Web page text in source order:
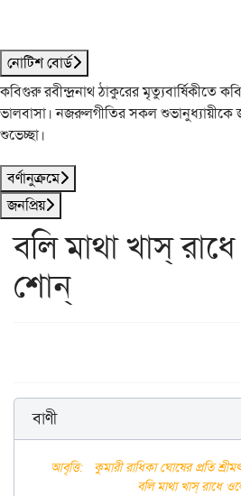
নোটিশ বোর্ড
কবিগুরু রবীন্দ্রনাথ ঠাকুরের মৃত্যুবার্ষিকীতে
ভালবাসা। নজরুলগীতির সকল শুভানুধ্যায়ীকে
শুভেচ্ছা।
বর্ণানুক্রমে
জনপ্রিয়
বলি মাথা খাস্
শোন্
বাণী
আবৃত্তি:	কুমারী রাধিকা ঘোষের প্রতি শ্রীমৎ ক্যাগ বিমাতার উক্তি:
বলি মাথা খাস্ রাধে